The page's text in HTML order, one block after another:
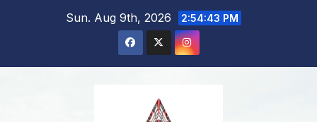
Sun. Aug 9th, 2026 2:54:43 PM